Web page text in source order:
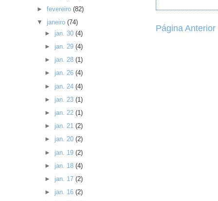
Página Anterior
►fevereiro(82)
▼ janeiro(74)
► jan. 30 (4)
► jan. 29 (4)
► jan. 28 (1)
► jan. 26 (4)
► jan. 24 (4)
► jan. 23 (1)
► jan. 22 (1)
► jan. 21 (2)
► jan. 20 (2)
► jan. 19 (2)
► jan. 18 (4)
► jan. 17 (2)
► jan. 16 (2)